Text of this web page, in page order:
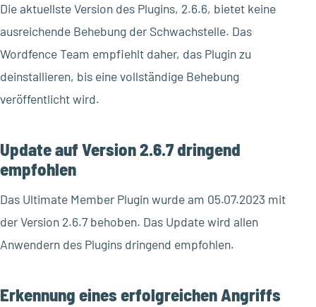
Die aktuellste Version des Plugins, 2.6.6, bietet keine
ausreichende Behebung der Schwachstelle. Das
Wordfence Team empfiehlt daher, das Plugin zu
deinstallieren, bis eine vollständige Behebung
veröffentlicht wird.
Update auf Version 2.6.7 dringend
empfohlen
Das Ultimate Member Plugin wurde am 05.07.2023 mit
der Version 2.6.7 behoben. Das Update wird allen
Anwendern des Plugins dringend empfohlen.
Erkennung eines erfolgreichen Angriffs